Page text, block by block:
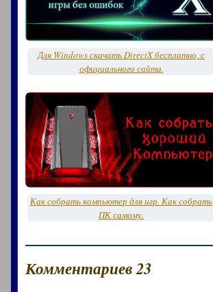
Для Windows скачать DirectX бесплатно, с
официального сайта.
Как собрать компьютер для игр. Как собрать
ПК самому.
Комментариев 23